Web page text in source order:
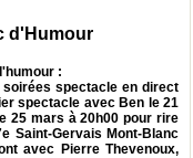
d'Humour
:
soirées spectacle en direct
spectacle avec Ben le 21
25 mars à 20h00 pour rire
Saint-Gervais Mont-Blanc
avec Pierre Thevenoux,